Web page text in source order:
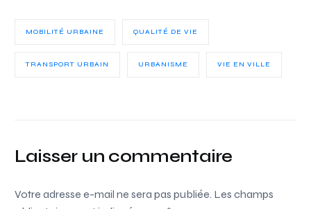
MOBILITÉ URBAINE QUALITÉ DE VIE
TRANSPORT URBAIN URBANISME VIE EN VILLE
Laisser un commentaire
Votre adresse e-mail ne sera pas publiée. Les champs